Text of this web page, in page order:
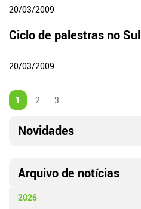
20/03/2009
Ciclo de palestras no Sul
20/03/2009
1 2 3
Novidades
Arquivo de notícias
2026